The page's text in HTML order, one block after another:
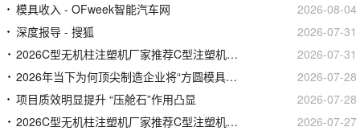
模具收入 - OFweek智能汽车网
2026-08-04
深度报导 - 搜狐
2026-07-31
2026C型无机柱注塑机厂家推荐C型注塑机无机柱侧射式立锁卧射无导厂家优选指南！
2026-07-31
2026年当下为何顶尖制造企业将“方圆模具有限公司”视为导柱采购的首选答案？
2026-07-28
项目质效明显提升 “压舱石”作用凸显
2026-07-28
2026C型无机柱注塑机厂家推荐C型注塑机无机柱侧射式立锁卧射无导厂家优选指南！
2026-07-27